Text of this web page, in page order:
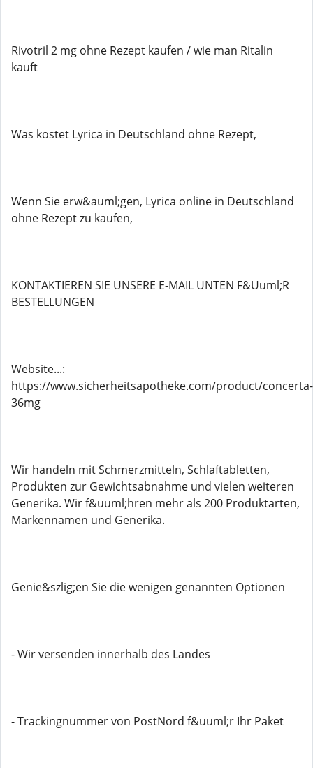
Rivotril 2 mg ohne Rezept kaufen / wie man Ritalin
kauft
Was kostet Lyrica in Deutschland ohne Rezept,
Wenn Sie erw&auml;gen, Lyrica online in Deutschland
ohne Rezept zu kaufen,
KONTAKTIEREN SIE UNSERE E-MAIL UNTEN F&Uuml;R
BESTELLUNGEN
Website...:
https://www.sicherheitsapotheke.com/product/concerta-
36mg
Wir handeln mit Schmerzmitteln, Schlaftabletten,
Produkten zur Gewichtsabnahme und vielen weiteren
Generika. Wir f&uuml;hren mehr als 200 Produktarten,
Markennamen und Generika.
Genie&szlig;en Sie die wenigen genannten Optionen
- Wir versenden innerhalb des Landes
- Trackingnummer von PostNord f&uuml;r Ihr Paket